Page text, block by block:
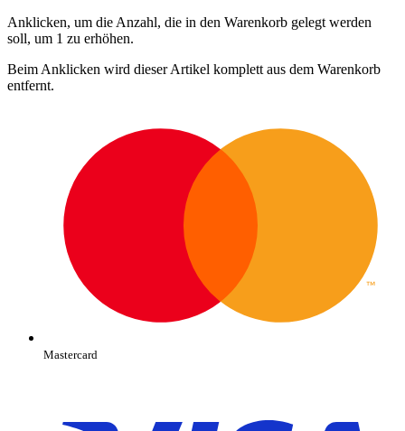
Anklicken, um die Anzahl, die in den Warenkorb gelegt werden
soll, um 1 zu erhöhen.
Beim Anklicken wird dieser Artikel komplett aus dem Warenkorb
entfernt.
Mastercard